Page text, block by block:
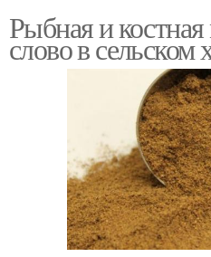
Рыбная и
слово в сельском